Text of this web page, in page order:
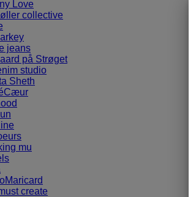
Love
collective
jeans
på Strøget
studio
Sheth
mu
create